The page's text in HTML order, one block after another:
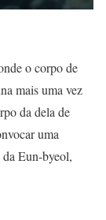
o corpo de
mais uma vez
da dela de
uma
Eun-byeol,